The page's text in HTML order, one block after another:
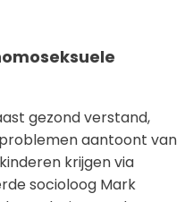
gezond verstand,
aantoont van
krijgen via
socioloog Mark